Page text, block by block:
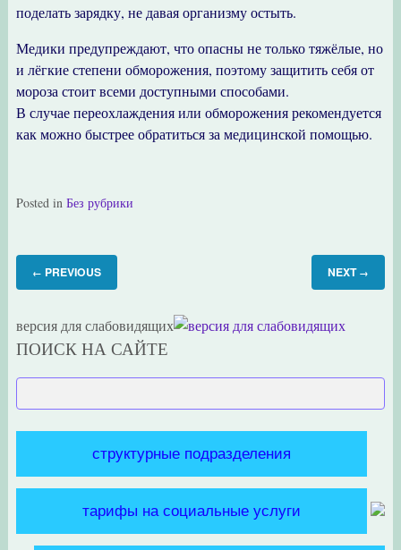
поделать зарядку, не давая организму остыть.
Медики предупреждают, что опасны не только тяжёлые, но
и лёгкие степени обморожения, поэтому защитить себя от
мороза стоит всеми доступными способами.
В случае переохлаждения или обморожения рекомендуется
как можно быстрее обратиться за медицинской помощью.
Posted in Без рубрики
← PREVIOUS NEXT →
версия для слабовидящих
ПОИСК НА САЙТЕ
структурные подразделения
тарифы на социальные услуги